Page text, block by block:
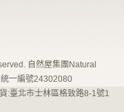
自然屋集團Natural
一編號24302080
:臺北市士林區格致路8-1號1